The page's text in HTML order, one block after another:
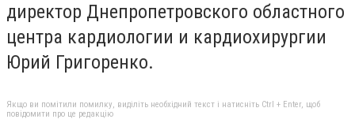
директор Днепропетровского областного
центра кардиологии и кардиохирургии
Юрий Григоренко.
Якщо ви помітили помилку, виділіть необхідний текст і натисніть Ctrl + Enter, щоб
повідомити про це редакцію